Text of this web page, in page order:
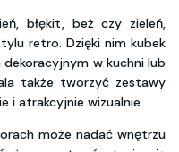
błękit, beż czy zieleń,
retro. Dzięki nim kubek
w kuchni lub
także tworzyć zestawy
i atrakcyjnie wizualnie.
może nadać wnętrzu